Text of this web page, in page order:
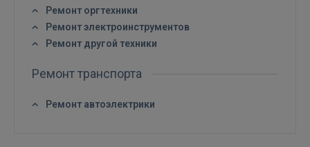
Ремонт оргтехники
Ремонт электроинструментов
Ремонт другой техники
Ремонт транспорта
Ремонт автоэлектрики